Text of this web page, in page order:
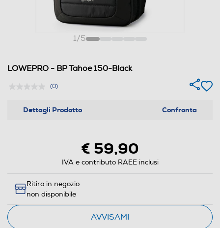
1/5
LOWEPRO - BP Tahoe 150-Black
(0)
Dettagli Prodotto Confronta
€ 59,90
IVA e contributo RAEE inclusi
Ritiro in negozio
non disponibile
AVVISAMI